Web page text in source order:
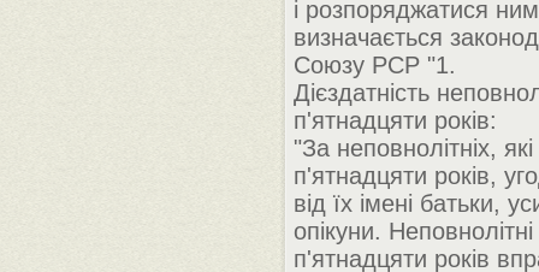
і розпоряджатися
визначається
Союзу РСР "1.
Дієздатність
п'ятнадцяти років:
"За неповнолітніх,
п'ятнадцяти років,
від їх імені батьки,
опікуни. Неповнолітні
п'ятнадцяти років